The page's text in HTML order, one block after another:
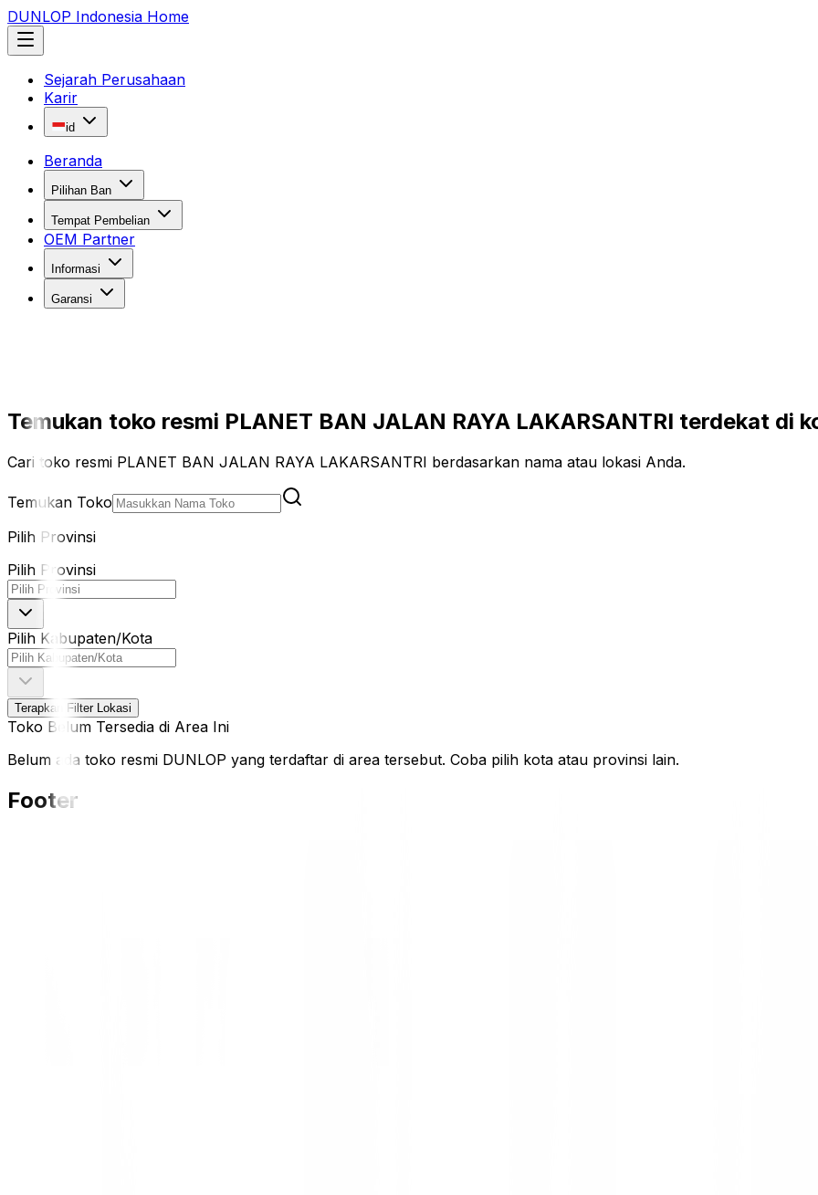
DUNLOP Indonesia Home
Sejarah Perusahaan
Karir
id
Beranda
Pilihan Ban
Tempat Pembelian
OEM Partner
Informasi
Garansi
Temukan toko resmi PLANET BAN JALAN RAYA LAKARSANTRI terdekat di
Cari toko resmi PLANET BAN JALAN RAYA LAKARSANTRI berdasarkan nama atau lokasi Anda.
Temukan Toko
Pilih Provinsi
Pilih Provinsi
Pilih Kabupaten/Kota
Terapkan Filter Lokasi
Toko Belum Tersedia di Area Ini
Belum ada toko resmi DUNLOP yang terdaftar di area tersebut. Coba pilih kota atau provinsi lain.
Footer